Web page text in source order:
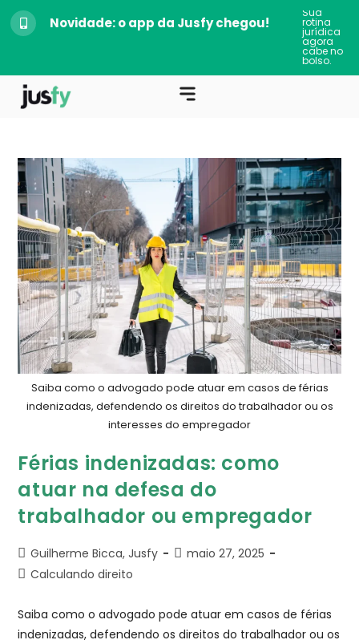
Novidade: o app da Jusfy chegou!
Sua
rotina
jurídica
agora
cabe no
bolso.
Saiba como o advogado pode atuar em casos de férias
indenizadas, defendendo os direitos do trabalhador ou os
interesses do empregador
Férias indenizadas: como
atuar na defesa do
trabalhador ou empregador
Guilherme Bicca, Jusfy
maio 27, 2025
Calculando direito
Saiba como o advogado pode atuar em casos de férias
indenizadas, defendendo os direitos do trabalhador ou os